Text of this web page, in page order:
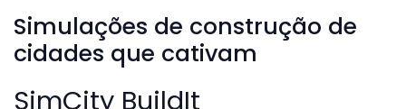
Simulações de construção de
cidades que cativam
SimCity BuildIt